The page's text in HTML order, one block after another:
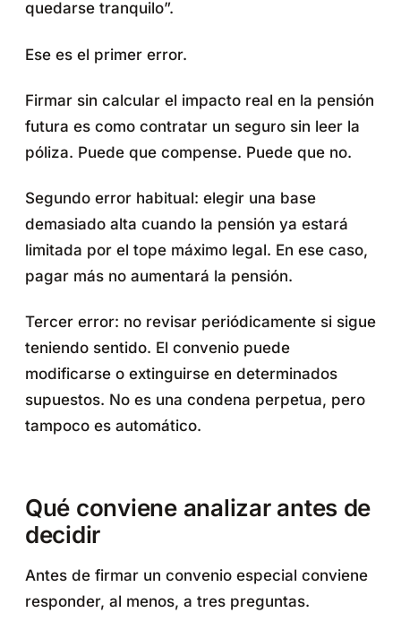
quedarse tranquilo”.
Ese es el primer error.
Firmar sin calcular el impacto real en la pensión
futura es como contratar un seguro sin leer la
póliza. Puede que compense. Puede que no.
Segundo error habitual: elegir una base
demasiado alta cuando la pensión ya estará
limitada por el tope máximo legal. En ese caso,
pagar más no aumentará la pensión.
Tercer error: no revisar periódicamente si sigue
teniendo sentido. El convenio puede
modificarse o extinguirse en determinados
supuestos. No es una condena perpetua, pero
tampoco es automático.
Qué conviene analizar antes de
decidir
Antes de firmar un convenio especial conviene
responder, al menos, a tres preguntas.